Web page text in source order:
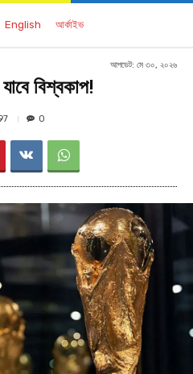
English আর্কাইভ
আপডেট: মে ৩০, ২০২৬
বিশ্বকাপ!
0